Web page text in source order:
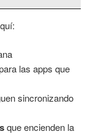
las apps que
sincronizando
que encienden la